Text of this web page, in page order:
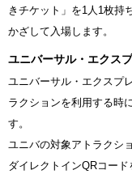
きチケット」を1人1枚持
かざして入場します。
ユニバーサル・エクス
ユニバーサル・エクスプ
ラクションを利用する時
す。
ユニバの対象アトラクシ
ダイレクトインQRコード